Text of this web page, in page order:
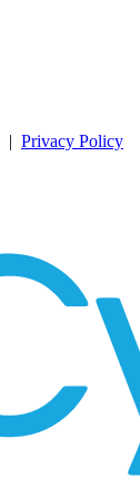
| Privacy Policy